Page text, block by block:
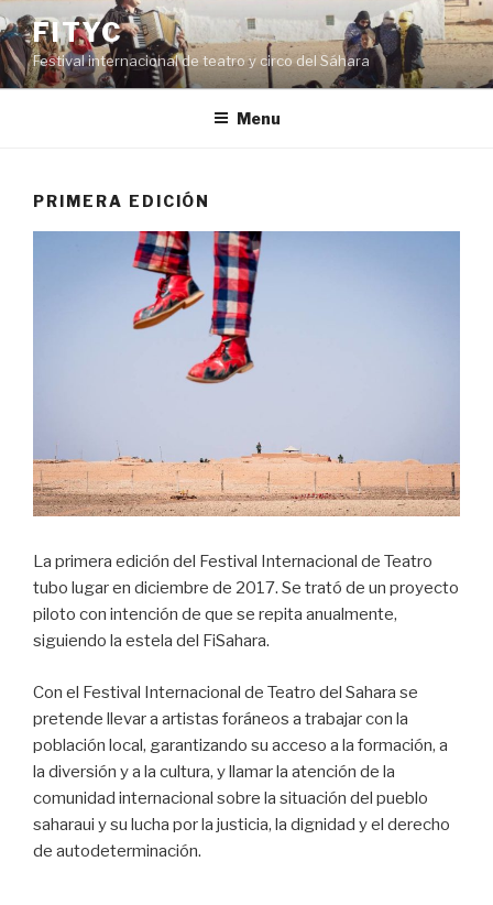
Skip
to
content
FITYC
Festival internacional de teatro y circo del Sáhara
Menu
PRIMERA EDICIÓN
La primera edición del Festival Internacional de Teatro
tubo lugar en diciembre de 2017. Se trató de un proyecto
piloto con intención de que se repita anualmente,
siguiendo la estela del FiSahara.
Con el Festival Internacional de Teatro del Sahara se
pretende llevar a artistas foráneos a trabajar con la
población local, garantizando su acceso a la formación, a
la diversión y a la cultura, y llamar la atención de la
comunidad internacional sobre la situación del pueblo
saharaui y su lucha por la justicia, la dignidad y el derecho
de autodeterminación.